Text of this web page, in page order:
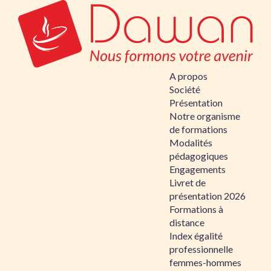
A propos
Société
Présentation
Notre organisme
de formations
Modalités
pédagogiques
Engagements
Livret de
présentation 2026
Formations à
distance
Index égalité
professionnelle
femmes-hommes